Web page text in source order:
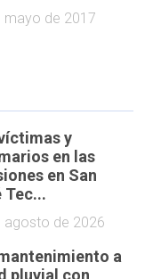
mayo de 2017
y
en las
en San
Tec...
agosto de 2026
a
pluvial con